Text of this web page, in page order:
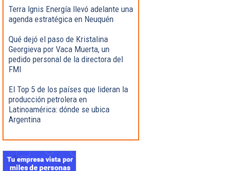
Terra Ignis Energía llevó adelante una
agenda estratégica en Neuquén
Qué dejó el paso de Kristalina
Georgieva por Vaca Muerta, un
pedido personal de la directora del
FMI
El Top 5 de los países que lideran la
producción petrolera en
Latinoamérica: dónde se ubica
Argentina